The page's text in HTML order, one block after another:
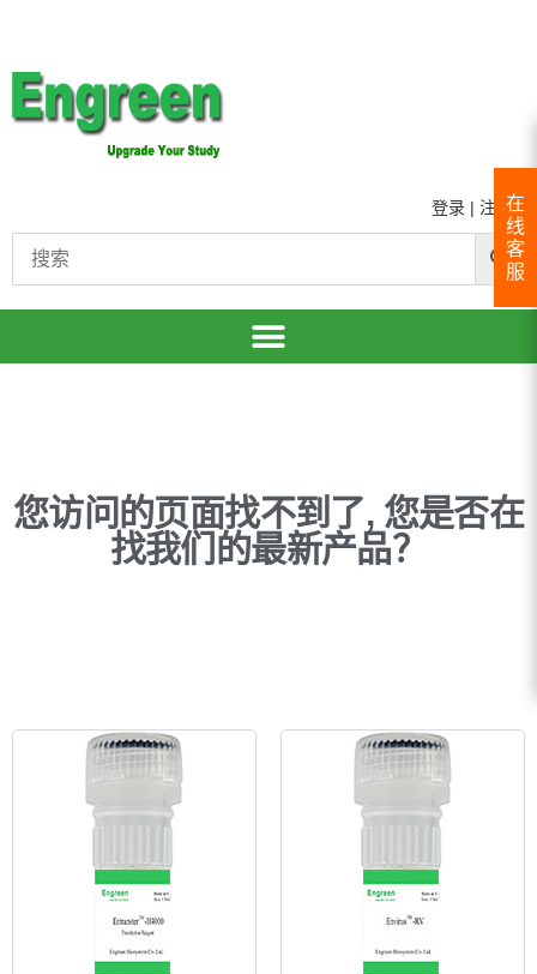
登录 | 注册
您访问的页面找不到了, 您是否在
找我们的最新产品？
在
线
客
服